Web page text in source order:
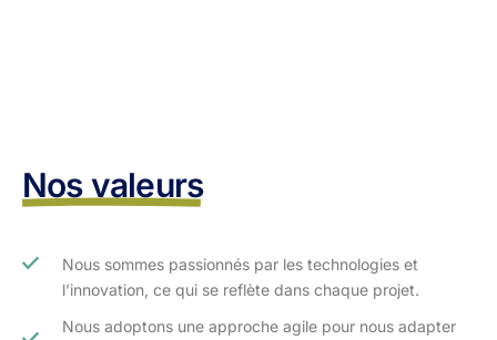
Nos valeurs
Nous sommes passionnés par les technologies et
l’innovation, ce qui se reflète dans chaque projet.
Nous adoptons une approche agile pour nous adapter